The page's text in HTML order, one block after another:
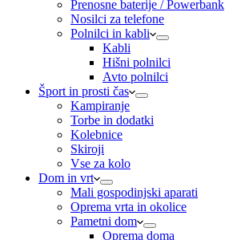
Prenosne baterije / Powerbank
Nosilci za telefone
Polnilci in kabli
Kabli
Hišni polnilci
Avto polnilci
Šport in prosti čas
Kampiranje
Torbe in dodatki
Kolebnice
Skiroji
Vse za kolo
Dom in vrt
Mali gospodinjski aparati
Oprema vrta in okolice
Pametni dom
Oprema doma